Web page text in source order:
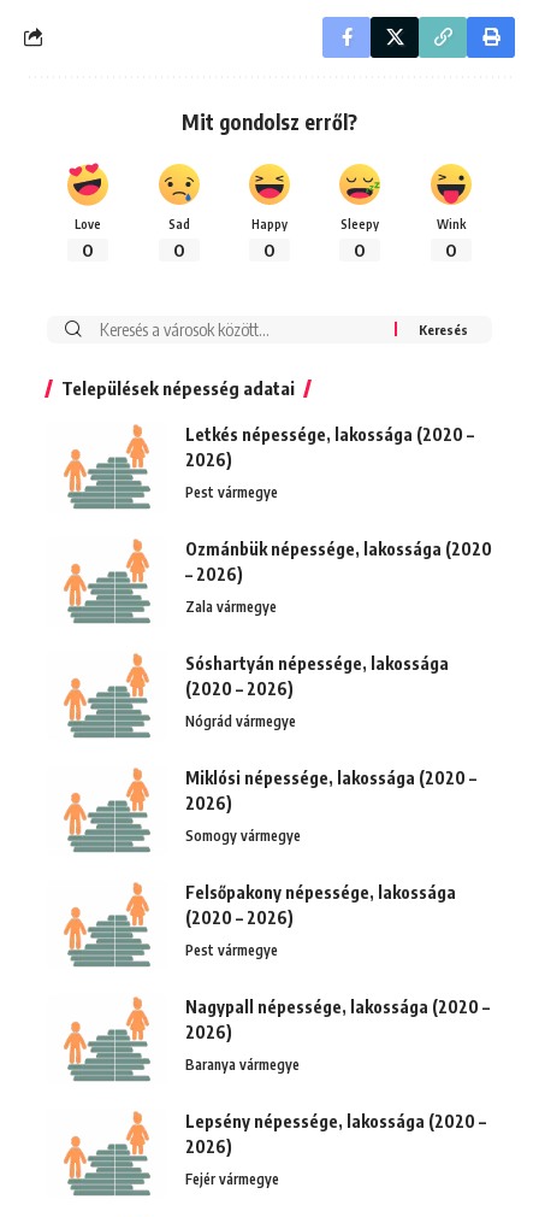
Mit gondolsz erről?
Love
0
Sad
0
Happy
0
Sleepy
0
Wink
0
Keresés:
Települések népesség adatai
Letkés népessége, lakossága (2020 –
2026)
Pest vármegye
Ozmánbük népessége, lakossága (2020
– 2026)
Zala vármegye
Sóshartyán népessége, lakossága
(2020 – 2026)
Nógrád vármegye
Miklósi népessége, lakossága (2020 –
2026)
Somogy vármegye
Felsőpakony népessége, lakossága
(2020 – 2026)
Pest vármegye
Nagypall népessége, lakossága (2020 –
2026)
Baranya vármegye
Lepsény népessége, lakossága (2020 –
2026)
Fejér vármegye